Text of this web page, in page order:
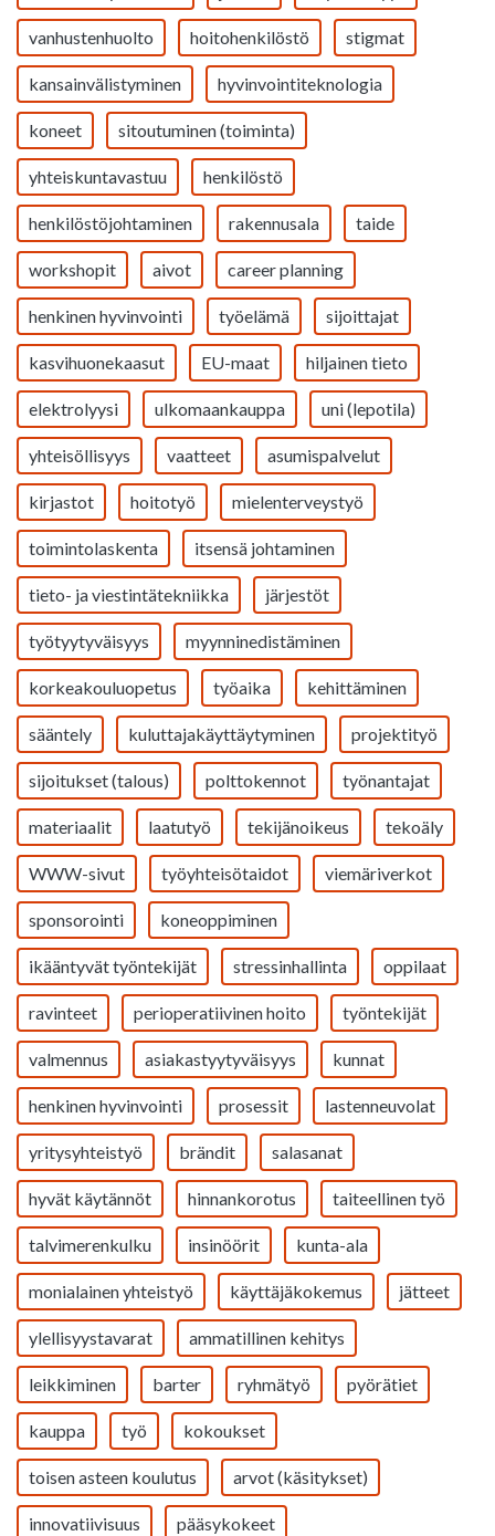
vanhustenhuolto hoitohenkilöstö stigmat
kansainvälistyminen hyvinvointiteknologia
koneet sitoutuminen (toiminta)
yhteiskuntavastuu henkilöstö
henkilöstöjohtaminen rakennusala taide
workshopit aivot career planning
henkinen hyvinvointi työelämä sijoittajat
kasvihuonekaasut EU-maat hiljainen tieto
elektrolyysi ulkomaankauppa uni (lepotila)
yhteisöllisyys vaatteet asumispalvelut
kirjastot hoitotyö mielenterveystyö
toimintolaskenta itsensä johtaminen
tieto- ja viestintätekniikka järjestöt
työtyytyväisyys myynninedistäminen
korkeakouluopetus työaika kehittäminen
sääntely kuluttajakäyttäytyminen projektityö
sijoitukset (talous) polttokennot työnantajat
materiaalit laatutyö tekijänoikeus tekoäly
WWW-sivut työyhteisötaidot viemäriverkot
sponsorointi koneoppiminen
ikääntyvät työntekijät stressinhallinta oppilaat
ravinteet perioperatiivinen hoito työntekijät
valmennus asiakastyytyväisyys kunnat
henkinen hyvinvointi prosessit lastenneuvolat
yritysyhteistyö brändit salasanat
hyvät käytännöt hinnankorotus taiteellinen työ
talvimerenkulku insinöörit kunta-ala
monialainen yhteistyö käyttäjäkokemus jätteet
ylellisyystavarat ammatillinen kehitys
leikkiminen barter ryhmätyö pyörätiet
kauppa työ kokoukset
toisen asteen koulutus arvot (käsitykset)
innovatiivisuus pääsykokeet